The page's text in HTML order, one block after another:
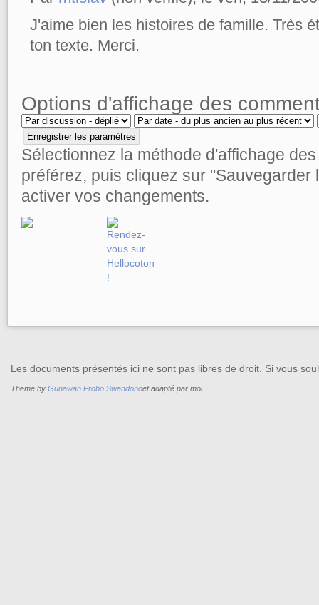
J'aime bien les histoires de famille. Très
ton texte. Merci.
Options d'affichage des
Sélectionnez la méthode d'affichage
préférez, puis cliquez sur "Sauvegarder
activer vos changements.
Les documents présentés ici ne sont pas libres de droit. Si vous
Theme by Gunawan Probo Swandonoet adapté par moi.